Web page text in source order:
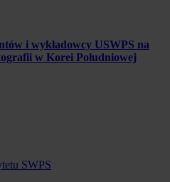
i wykładowcy USWPS na
w Korei Południowej
SWPS